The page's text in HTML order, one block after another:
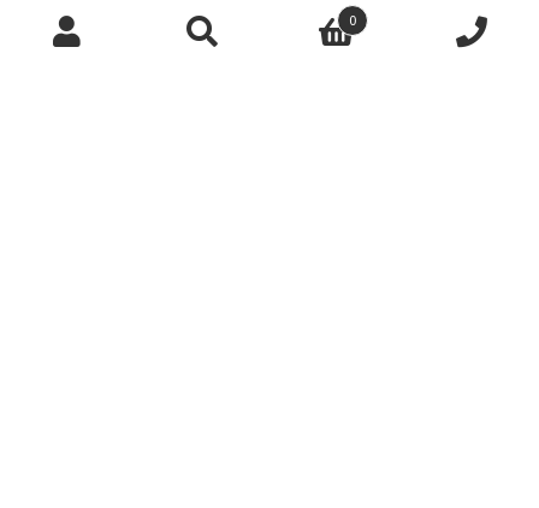
Recherche
Recherche
0
Tout accepter